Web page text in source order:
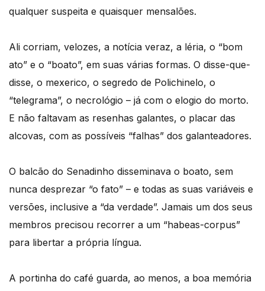
qualquer suspeita e quaisquer mensalões.
Ali corriam, velozes, a notícia veraz, a léria, o “bom
ato” e o “boato”, em suas várias formas. O disse-que-
disse, o mexerico, o segredo de Polichinelo, o
“telegrama”, o necrológio – já com o elogio do morto.
E não faltavam as resenhas galantes, o placar das
alcovas, com as possíveis “falhas” dos galanteadores.
O balcão do Senadinho disseminava o boato, sem
nunca desprezar “o fato” – e todas as suas variáveis e
versões, inclusive a “da verdade”. Jamais um dos seus
membros precisou recorrer a um “habeas-corpus”
para libertar a própria língua.
A portinha do café guarda, ao menos, a boa memória